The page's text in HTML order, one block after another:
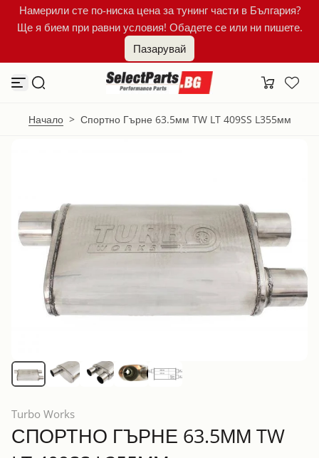
К
ъ
ъ
д
ъ
Намерили сте по-ниска цена за тунинг части в България?
Ще я бием при равни условия! Обадете се или ни пишете.
Пазарувай
Начало > Спортно Гърне 63.5мм TW LT 409SS L355мм
Turbo Works
СПОРТНО ГЪРНЕ 63.5ММ TW